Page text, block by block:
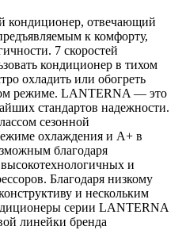
отвечающий
к комфорту,
7 скоростей
кондиционер в тихом
охладить или обогреть
режиме. LANTERNA — это
стандартов надежности.
сезонной
охлаждения и А+ в
благодаря
и
Благодаря низкому
и нескольким
серии LANTERNA
линейки бренда